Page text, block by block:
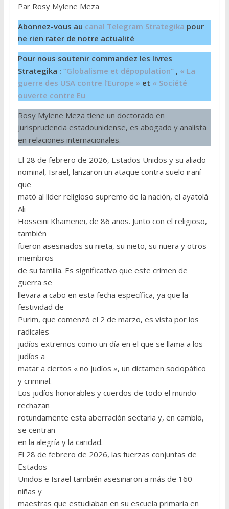
Par Rosy Mylene Meza
Abonnez-vous au canal Telegram Strategika pour
ne rien rater de notre actualité
Pour nous soutenir commandez les livres
Strategika : “Globalisme et dépopulation”, « La
guerre des USA contre l’Europe » et « Société
ouverte contre Eu
Rosy Mylene Meza tiene un doctorado en
jurisprudencia estadounidense, es abogado y analista
en relaciones internacionales.
El 28 de febrero de 2026, Estados Unidos y su aliado
nominal, Israel, lanzaron un ataque contra suelo iraní
que
mató al líder religioso supremo de la nación, el ayatolá
Ali
Hosseini Khamenei, de 86 años. Junto con el religioso,
también
fueron asesinados su nieta, su nieto, su nuera y otros
miembros
de su familia. Es significativo que este crimen de
guerra se
llevara a cabo en esta fecha específica, ya que la
festividad de
Purim, que comenzó el 2 de marzo, es vista por los
radicales
judíos extremos como un día en el que se llama a los
judíos a
matar a ciertos « no judíos », un dictamen sociopático
y criminal.
Los judíos honorables y cuerdos de todo el mundo
rechazan
rotundamente esta aberración sectaria y, en cambio,
se centran
en la alegría y la caridad.
El 28 de febrero de 2026, las fuerzas conjuntas de
Estados
Unidos e Israel también asesinaron a más de 160
niñas y
maestras que estudiaban en su escuela primaria en